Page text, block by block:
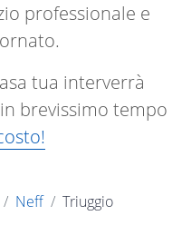
professionale e
tua interverrà
brevissimo tempo
Neff Triuggio